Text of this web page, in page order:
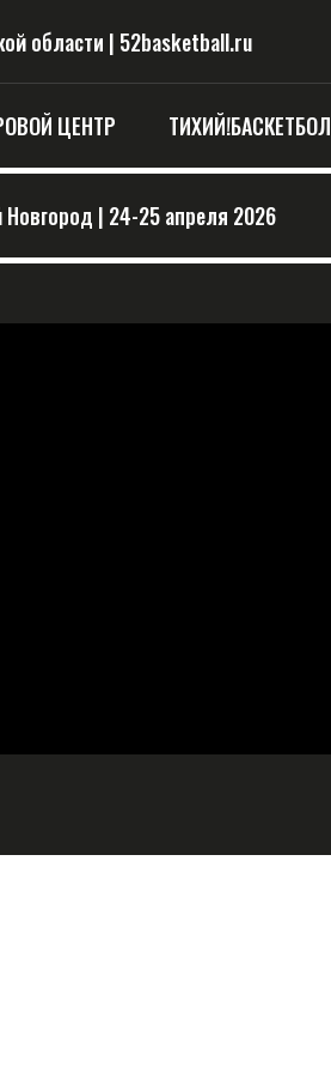
области | 52basketball.ru
ЦЕНТР ТИХИЙ!БАСКЕТБОЛ
| 24-25 апреля 2026